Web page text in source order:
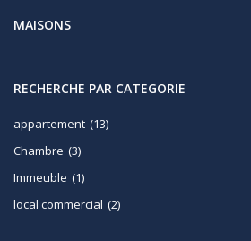
MAISONS
RECHERCHE PAR CATEGORIE
appartement (13)
Chambre (3)
Immeuble (1)
local commercial (2)